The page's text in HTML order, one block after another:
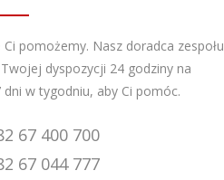
Ci pomożemy. Nasz doradca zespołu
dyspozycji 24 godziny na
dni w tygodniu, aby Ci pomóc.
67 400 700
67 044 777